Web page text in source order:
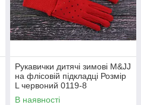
Рукавички дитячі зимові M&JJ
на флісовій підкладці Розмір
L червоний 0119-8
В наявності